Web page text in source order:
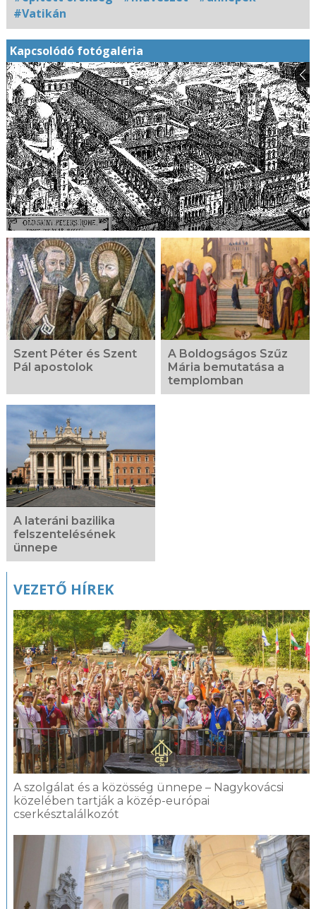
#Vatikán
Kapcsolódó fotógaléria
Szent Péter és Szent
Pál apostolok
A Boldogságos Szűz
Mária bemutatása a
templomban
A lateráni bazilika
felszentelésének
ünnepe
VEZETŐ HÍREK
A szolgálat és a közösség ünnepe – Nagykovácsi
közelében tartják a közép-európai
cserkésztalálkozót